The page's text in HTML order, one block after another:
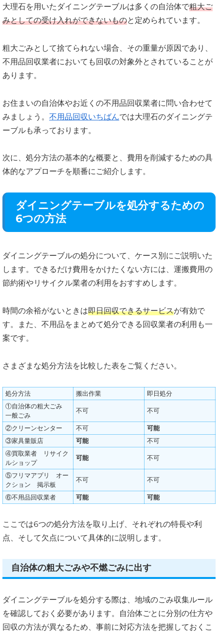
大理石を用いたダイニングテーブルは多くの自治体で粗大ご
みとしての受け入れができないものと定められています。
粗大ごみとして捨てられない場合、その重量が原因であり、
不用品回収業者においても回収の対象外とされていることが
あります。
お住まいの自治体やお近くの不用品回収業者に問い合わせて
みましょう。 不用品回収いちばんでは大理石のダイニングテ
ーブルも承っております。
次に、処分方法の基本的な概要と、費用を削減するための具
体的なアプローチを順番にご紹介します。
ダイニングテーブルを処分するための
6つの方法
ダイニングテーブルの処分について、ケース別にご説明いた
します。できるだけ費用をかけたくない方には、運搬費用の
節約術やリサイクル業者の利用をおすすめします。
時間の余裕がないときは即日回収できるサービスが有効で
す。また、不用品をまとめて処分できる回収業者の利用も一
案です。
さまざまな処分方法を比較した表をご覧ください。
処分方法 搬出作業
即日処分
①自治体の粗大ごみ
一般ごみ
不可 不可
②クリーンセンター 不可
可能
③家具量販店
可能
不可
④買取業者 リサイク
ルショップ
可能 不可
⑤フリマアプリ オー
クション 掲示板
不可 不可
⑥不用品回収業者 可能 可能
ここでは6つの処分方法を取り上げ、それぞれの特長や利
点、そして欠点について具体的に説明します。
自治体の粗大ごみや不燃ごみに出す
ダイニングテーブルを処分する際は、地域のごみ収集ルール
を確認しておく必要があります。自治体ごとに分別の仕方や
回収の方法が異なるため、事前に対応方法を把握しておくこ